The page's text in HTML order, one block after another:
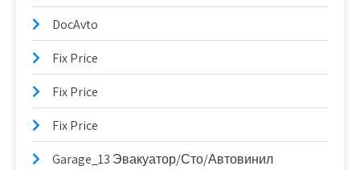
DocAvto
Fix Price
Fix Price
Fix Price
Garage_13 Эвакуатор/Сто/Автовинил